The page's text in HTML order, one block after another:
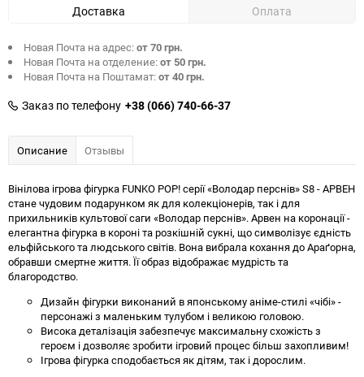
Доставка Оплата
Новая Почта на адрес:от 70 грн.
Новая Почта на отделение:от 50 грн.
Новая Почта на Поштамат:от 40 грн.
Заказ по телефону +38 (066) 740-66-37
Описание Отзывы
Вінілова ігрова фігурка FUNKO POP! серії «Володар перснів» S8 - АРВЕН
стане чудовим подарунком як для колекціонерів, так і для
прихильників культової саги «Володар перснів». Арвен на коронації -
елегантна фігурка в короні та розкішній сукні, що символізує єдність
ельфійського та людського світів. Вона вибрала кохання до Араґорна,
обравши смертне життя. Її образ відображає мудрість та
благородство.
Дизайн фігурки виконаний в японському аніме-стилі «чібі» -
персонажі з маленьким тулубом і великою головою.
Висока деталізація забезпечує максимальну схожість з
героєм і дозволяє зробити ігровий процес більш захопливим!
Ігрова фігурка сподобається як дітям, так і дорослим.